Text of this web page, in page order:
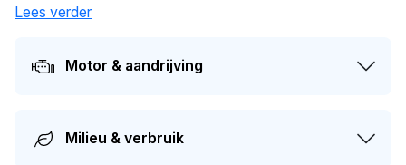
km. Met een massa van 1.163 kg is deze auto solide
eigenaar. Dit voertuig moet over 240 dagen opnieuw
APK-gekeurd worden. De auto heeft sinds de registratie 3
Lees verder
Motor & aandrijving
Milieu & verbruik